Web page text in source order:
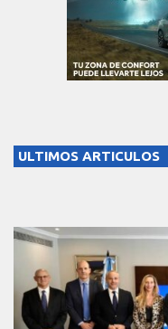
ULTIMOS ARTICULOS